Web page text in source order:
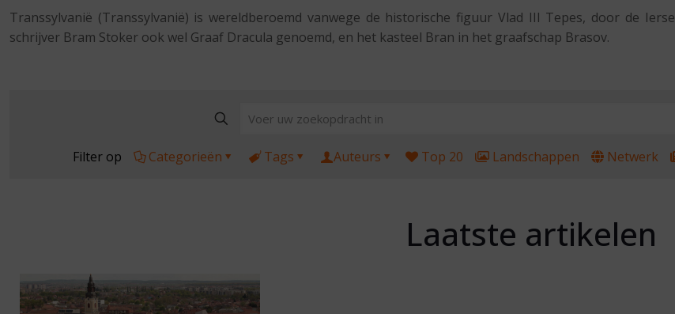
Transsylvanië (Transsylvanië) is wereldberoemd vanwege de historische figuur Vlad III Tepes, door de Ierse
schrijver Bram Stoker ook wel Graaf Dracula genoemd, en het kasteel Bran in het graafschap Brasov.
Filter op Categorieën Tags Auteurs Top 20 Landschappen Netwerk
Laatste artikelen